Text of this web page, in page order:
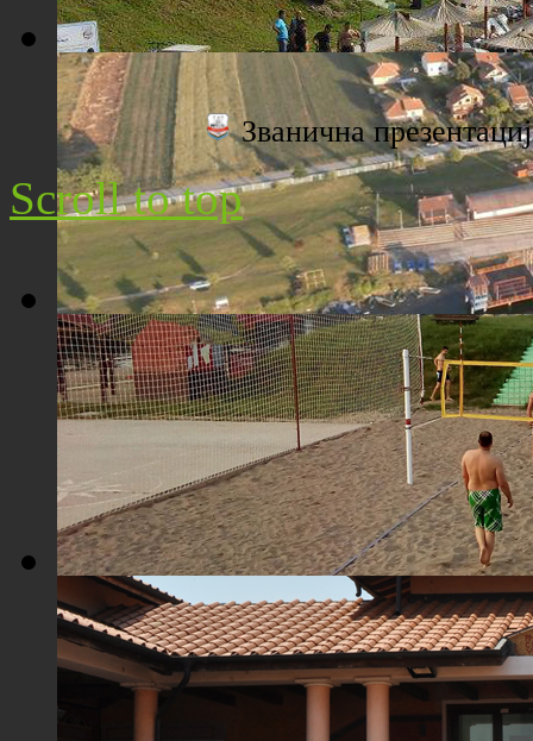
Плажа "Топољар" - Поглед са торња
Плажа "Топољар" - Поглед из ваздуха
Плажа "Топољар" - Терени на песку
Званична
Scroll to top